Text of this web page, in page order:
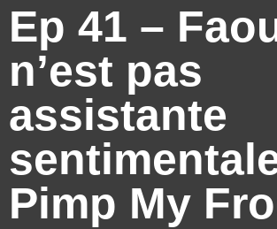
Ep 41 –
n’est pas
assistante
Pimp My